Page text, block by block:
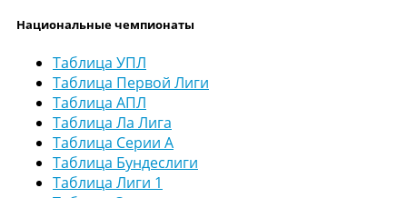
Национальные чемпионаты
Таблица УПЛ
Таблица Первой Лиги
Таблица АПЛ
Таблица Ла Лига
Таблица Серии А
Таблица Бундеслиги
Таблица Лиги 1